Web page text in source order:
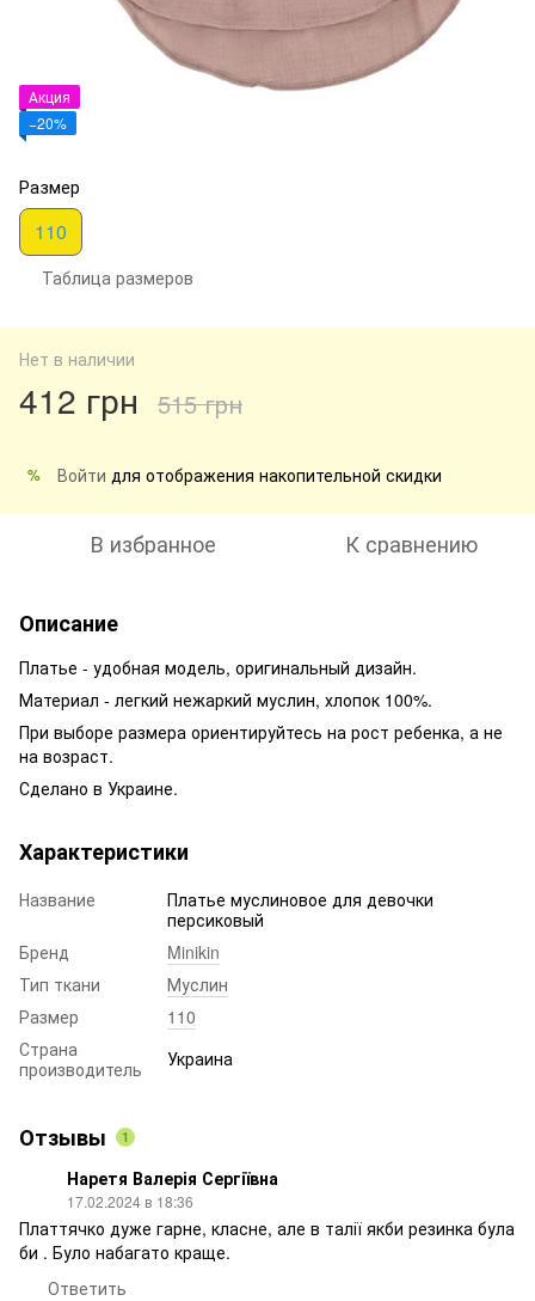
Акция
−20%
Размер
110
Таблица размеров
Нет в наличии
412 грн 515 грн
% Войти для отображения накопительной скидки
В избранное К сравнению
Описание
Платье - удобная модель, оригинальный дизайн.
Материал - легкий нежаркий муслин, хлопок 100%.
При выборе размера ориентируйтесь на рост ребенка, а не
на возраст.
Сделано в Украине.
Характеристики
Название
Платье муслиновое для девочки
персиковый
Бренд
Minikin
Тип ткани
Муслин
Размер
110
Страна
производитель
Украина
Отзывы 1
Наретя Валерія Сергіївна
17.02.2024 в 18:36
Платтячко дуже гарне, класне, але в талії якби резинка була
би . Було набагато краще.
Ответить